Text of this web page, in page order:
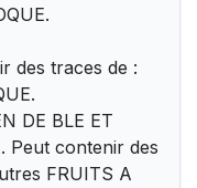
des traces de :
DE BLE ET
Peut contenir des
FRUITS A